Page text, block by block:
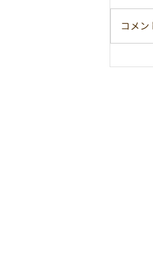
象と
いま
生方
然の
うち
コメ